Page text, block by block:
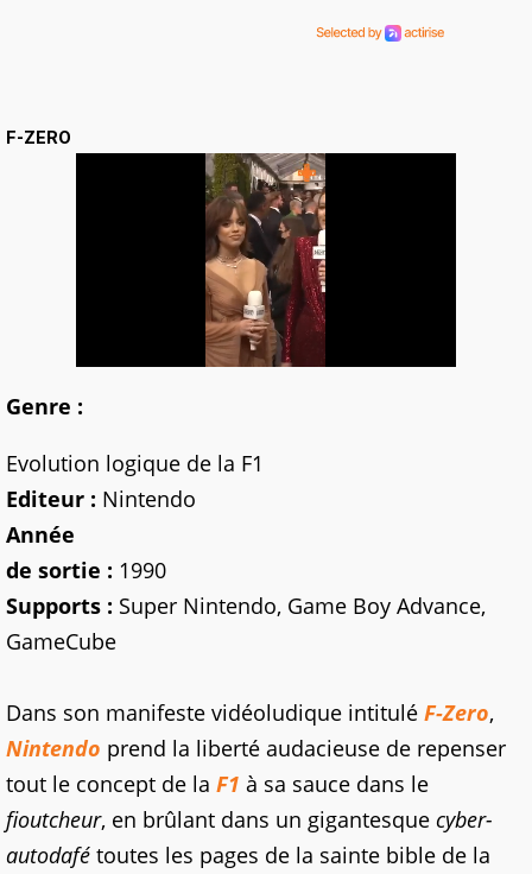
F-ZERO
Genre :
Evolution logique de la F1
Editeur : Nintendo
Année
de sortie : 1990
Supports : Super Nintendo, Game Boy Advance,
GameCube
Dans son manifeste vidéoludique intitulé F-Zero,
Nintendo prend la liberté audacieuse de repenser
tout le concept de la F1 à sa sauce dans le
fioutcheur, en brûlant dans un gigantesque cyber-
autodafé toutes les pages de la sainte bible de la